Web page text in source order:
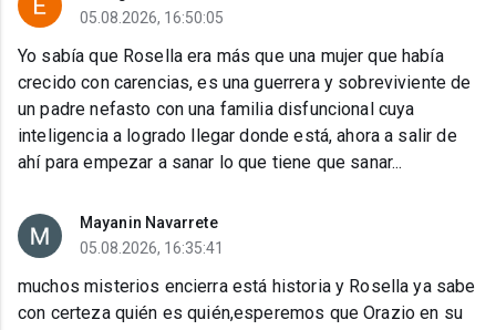
05.08.2026, 16:50:05
Yo sabía que Rosella era más que una mujer que había
crecido con carencias, es una guerrera y sobreviviente de
un padre nefasto con una familia disfuncional cuya
inteligencia a logrado llegar donde está, ahora a salir de
ahí para empezar a sanar lo que tiene que sanar...
Mayanin Navarrete
05.08.2026, 16:35:41
muchos misterios encierra está historia y Rosella ya sabe
con certeza quién es quién,esperemos que Orazio en su